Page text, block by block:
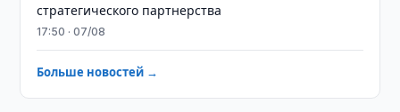
стратегического партнерства
17:50 · 07/08
Больше новостей →